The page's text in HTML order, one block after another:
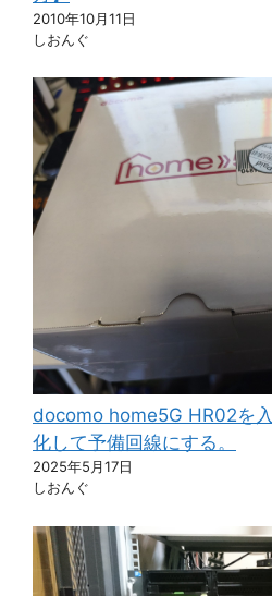
2010年10月11日
しおんぐ
docomo home5G HR02を
化して予備回線にする。
2025年5月17日
しおんぐ